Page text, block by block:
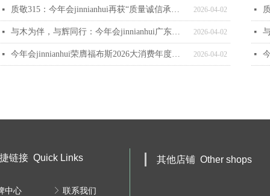
2026-04-02
넷 质敬315：今年会jinnianhui再获“质量诚信承诺企业”，坚守诚信本源，以品质构筑质诚家居
2026-04-02
넷 与木为伴，与辉同行：今年会jinnianhui广东双展圆满收官
2026-04-02
넷 今年会jinnianhui荣膺福布斯2026大消费年度价值企业 多维发力引领实木家居新风尚
넷
넷
넷
链接 Quick Links
中心
其他店铺 Other shops
ꁕ 联系我们